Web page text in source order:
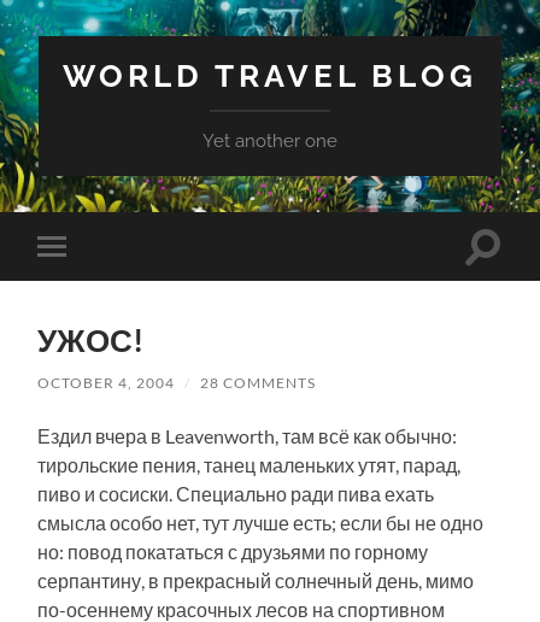
WORLD TRAVEL BLOG
Yet another one
Toggle
mobile
Toggle
УЖОС!
OCTOBER 4, 2004 / 28 COMMENTS
Ездил вчера в Leavenworth, там всё как обычно:
тирольские пения, танец маленьких утят, парад,
пиво и сосиски. Специально ради пива ехать
смысла особо нет, тут лучше есть; если бы не одно
но: повод покататься с друзьями по горному
серпантину, в прекрасный солнечный день, мимо
по-осеннему красочных лесов на спортивном